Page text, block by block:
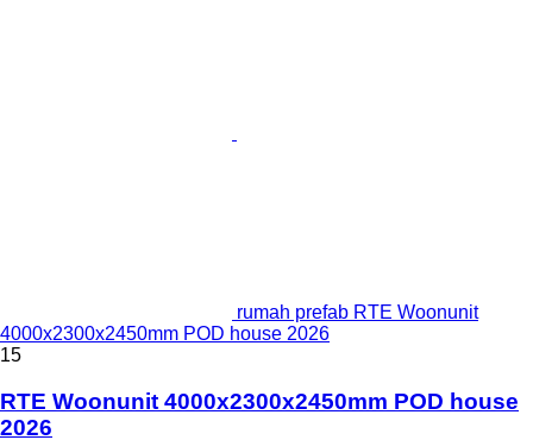
rumah prefab RTE Woonunit
4000x2300x2450mm POD house 2026
15
RTE Woonunit 4000x2300x2450mm POD house
2026